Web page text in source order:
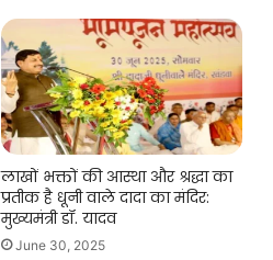
लाखों भक्तों की आस्था और श्रद्धा का
प्रतीक है धूनी वाले दादा का मंदिर:
मुख्यमंत्री डॉ. यादव
June 30, 2025